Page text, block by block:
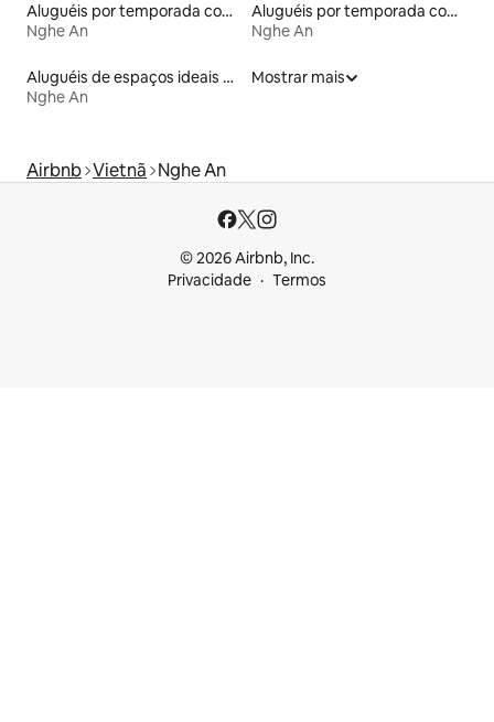
Aluguéis por temporada com acesso ao lago
Nghe An
Aluguéis por temporada com acesso à praia
Nghe An
Aluguéis de espaços ideais para famílias
Nghe An
Mostrar mais
Airbnb Vietnã Nghe An
© 2026 Airbnb, Inc.
Privacidade
Termos